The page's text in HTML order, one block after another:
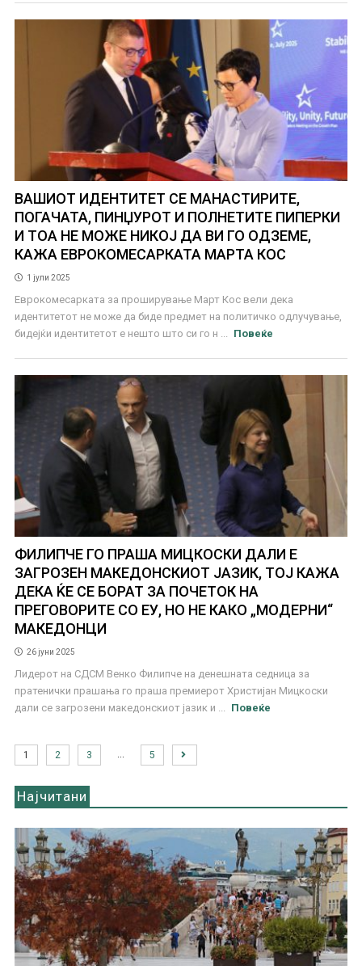
ВАШИОТ ИДЕНТИТЕТ СЕ МАНАСТИРИТЕ,
ПОГАЧАТА, ПИНЏУРОТ И ПОЛНЕТИТЕ ПИПЕРКИ
И ТОА НЕ МОЖЕ НИКОЈ ДА ВИ ГО ОДЗЕМЕ,
КАЖА ЕВРОКОМЕСАРКАТА МАРТА КОС
1 јули 2025
Еврокомесарката за проширување Март Кос вели дека
идентитетот не може да биде предмет на политичко одлучување,
бидејќи идентитетот е нешто што си го н ...
Повеќе
ФИЛИПЧЕ ГО ПРАША МИЦКОСКИ ДАЛИ Е
ЗАГРОЗЕН МАКЕДОНСКИОТ ЈАЗИК, ТОЈ КАЖА
ДЕКА ЌЕ СЕ БОРАТ ЗА ПОЧЕТОК НА
ПРЕГОВОРИТЕ СО ЕУ, НО НЕ КАКО „МОДЕРНИ“
МАКЕДОНЦИ
26 јуни 2025
Лидерот на СДСМ Венко Филипче на денешната седница за
пратенички прашања го праша премиерот Христијан Мицкоски
дали се загрозени македонскиот јазик и ...
Повеќе
1 2 3 5
Најчитани